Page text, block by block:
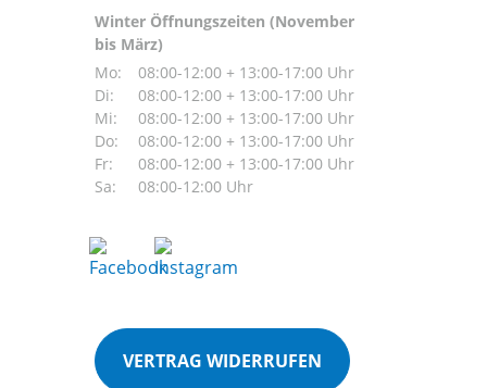
Winter Öffnungszeiten (November
bis März)
Mo:
08:00-12:00 + 13:00-17:00 Uhr
Di:
08:00-12:00 + 13:00-17:00 Uhr
Mi:
08:00-12:00 + 13:00-17:00 Uhr
Do:
08:00-12:00 + 13:00-17:00 Uhr
Fr:
08:00-12:00 + 13:00-17:00 Uhr
Sa:
08:00-12:00 Uhr
VERTRAG WIDERRUFEN